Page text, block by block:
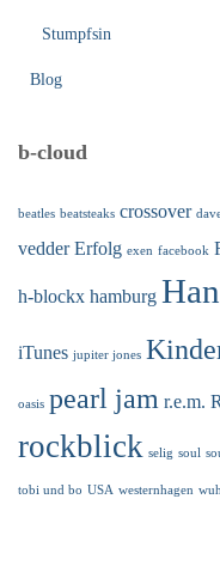
Stumpfsin
Blog
b-cloud
beatles beatsteaks crossover
vedder Erfolg exen facebook
h-blockx hamburg
iTunes jupiter jones
oasis pearl jam r.e.m.
rockblick selig soul
tobi und bo USA westernhagen